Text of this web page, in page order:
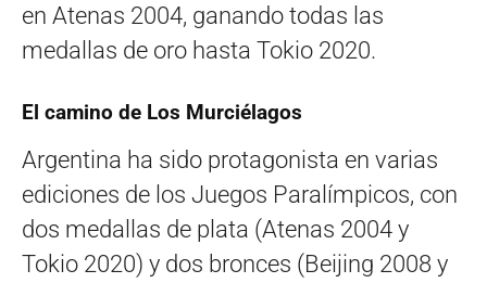
en Atenas 2004, ganando todas las
medallas de oro hasta Tokio 2020.
El camino de Los Murciélagos
Argentina ha sido protagonista en varias
ediciones de los Juegos Paralímpicos, con
dos medallas de plata (Atenas 2004 y
Tokio 2020) y dos bronces (Beijing 2008 y